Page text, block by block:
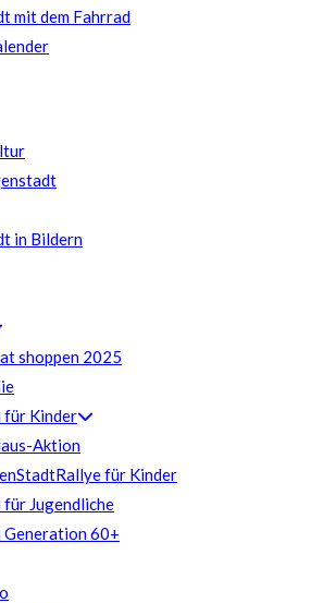
mit dem Fahrrad
in Bildern
shoppen 2025
Kinder
Aktion
für Kinder
Jugendliche
60+